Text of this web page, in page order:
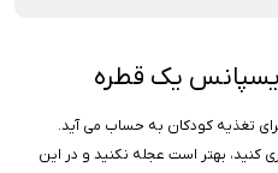
یک قطره
تغذیه کودکان به حساب می آید.
بهتر است عجله نکنید و در این